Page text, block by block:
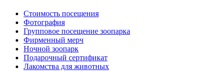
Стоимость посещения
Фотография
Групповое посещение зоопарка
Фирменный мерч
Ночной зоопарк
Подарочный сертификат
Лакомства для животных